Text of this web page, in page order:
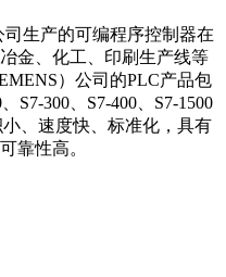
生产的可编程序控制器在
金、化工、印刷生产线等
）公司的PLC产品包
S7-300、S7-400、S7-1500
、速度快、标准化，具有
靠性高。